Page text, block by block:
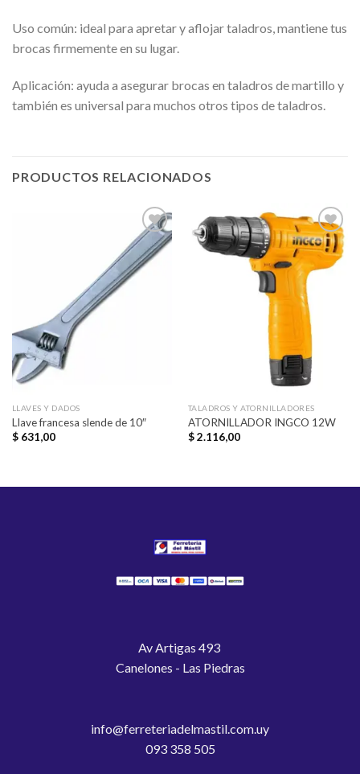
Uso común: ideal para apretar y aflojar taladros, mantiene tus
brocas firmemente en su lugar.
Aplicación: ayuda a asegurar brocas en taladros de martillo y
también es universal para muchos otros tipos de taladros.
PRODUCTOS RELACIONADOS
Añadir
LLAVES Y DADOS
Llave francesa slende de 10″
$631,00
Añadir
deseos
TALADROS Y ATORNILLADORES
ATORNILLADOR INGCO 12W
$2.116,00
Av Artigas 493
Canelones - Las Piedras
info@ferreteriadelmastil.com.uy
093 358 505